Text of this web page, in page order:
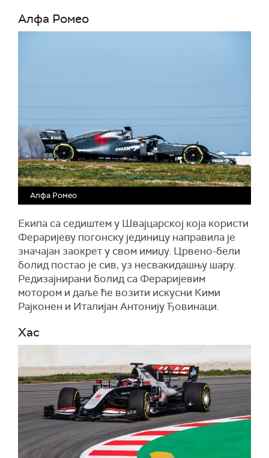
Алфа Ромео
Алфа Ромео
Екипа са седиштем у Швајцарској која користи
Фераријеву погонску јединицу направила је
значајан заокрет у свом имиџу. Црвено-бели
болид постао је сив, уз несвакидашњу шару.
Редизајнирани болид са Фераријевим
мотором и даље ће возити искусни Кими
Рајконен и Италијан Антонију Ђовинаци.
Хас